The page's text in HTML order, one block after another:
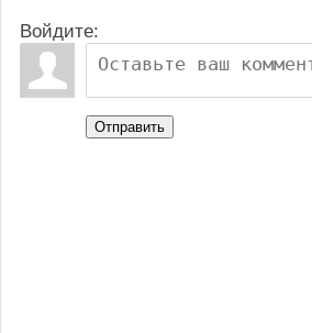
Войдите:
Отправить